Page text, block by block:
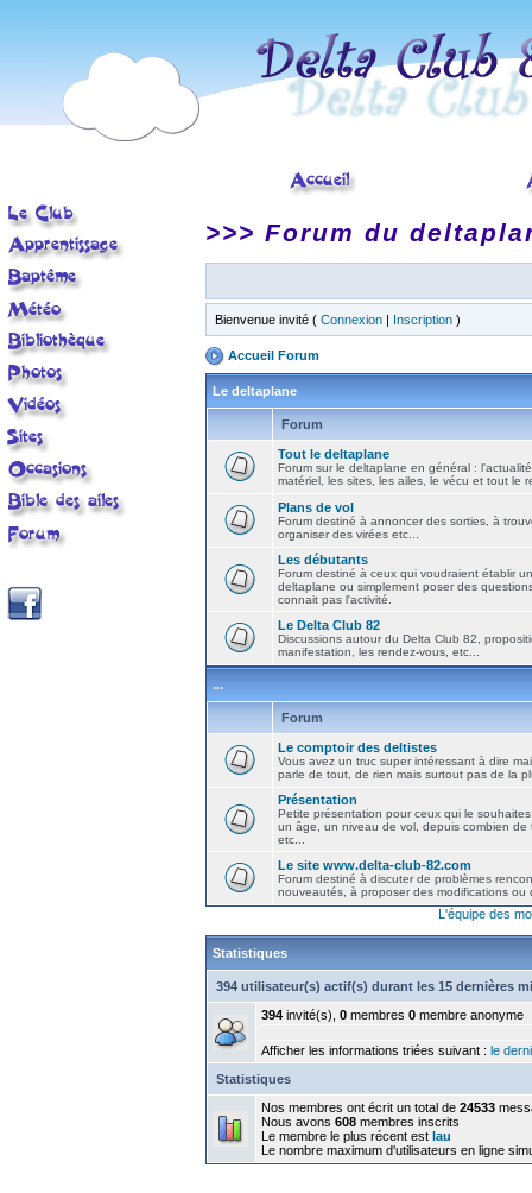
>>> Forum du
Bienvenue invité ( Connexion | Inscription )
Accueil Forum
Le deltaplane
Forum
Tout le deltaplane
Forum sur le deltaplane en général :
matériel, les sites, les ailes, le vécu et tout le
Plans de vol
Forum destiné à annoncer des sorties, à
organiser des virées etc...
Les débutants
Forum destiné à ceux qui voudraient établir
deltaplane ou simplement poser des
connait pas l'activité.
Le Delta Club 82
Discussions autour du Delta Club 82,
manifestation, les rendez-vous, etc...
...
Forum
Le comptoir des deltistes
Vous avez un truc super intéressant à dire
parle de tout, de rien mais surtout pas de la
Présentation
Petite présentation pour ceux qui le
un âge, un niveau de vol, depuis combien de
etc...
Le site www.delta-club-82.com
Forum destiné à discuter de problèmes
nouveautés, à proposer des modifications ou
L'équipe des
Statistiques
394 utilisateur(s) actif(s) durant les 15 dernières
394 invité(s), 0 membres 0 membre anonyme
Afficher les informations triées suivant : le
Statistiques
Nos membres ont écrit un total de 24533
Nous avons 608 membres inscrits
Le membre le plus récent est lau
Le nombre maximum d'utilisateurs en ligne